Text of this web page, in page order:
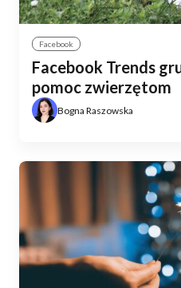
Facebook
Facebook Trends
pomoc zwierzętom
Bogna Raszowska